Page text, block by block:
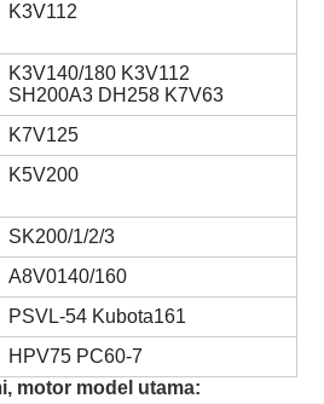
K3V112
K3V140/180 K3V112
SH200A3 DH258 K7V63
K7V125
K5V200
SK200/1/2/3
A8V0140/160
PSVL-54 Kubota161
HPV75 PC60-7
motor model utama: